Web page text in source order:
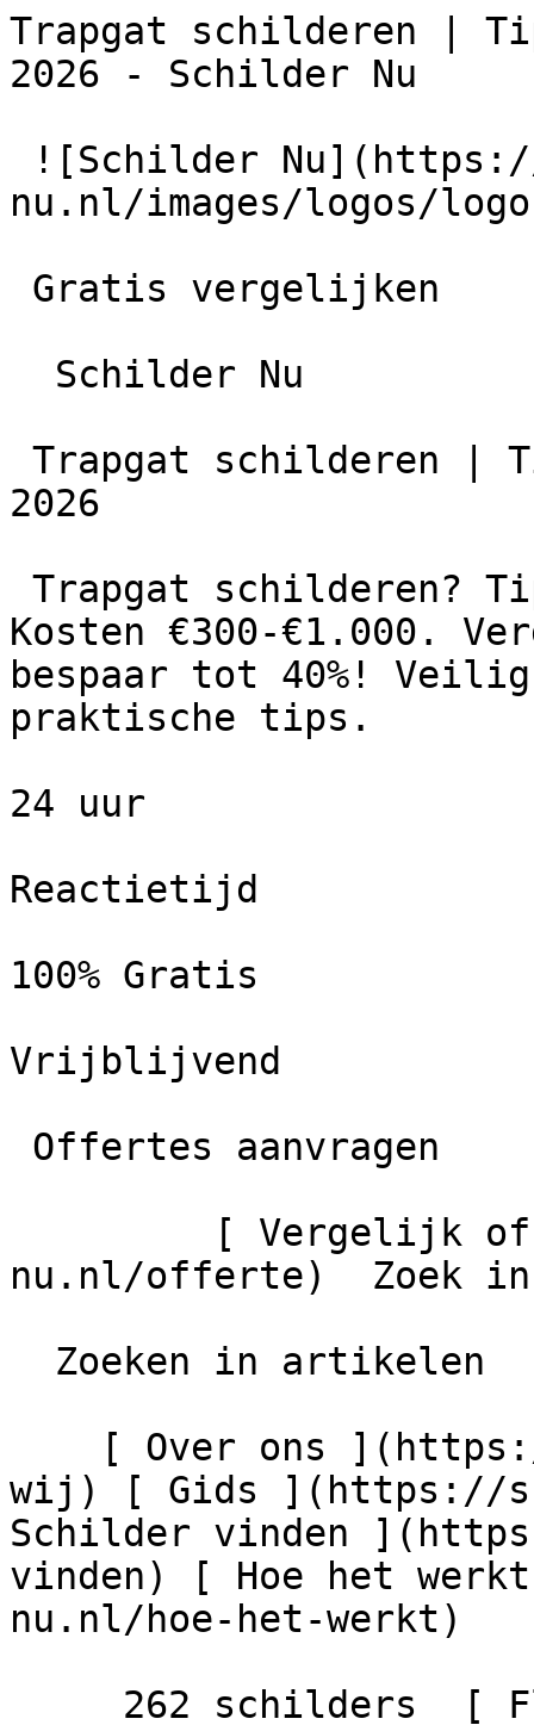
Trapgat schilderen |
2026 - Schilder Nu
nu.nl/images/logos/
2026
Kosten €300-€1.000.
bespaar tot 40%!
praktische tips.
24 uur
Reactietijd
100% Gratis
Vrijblijvend
nu.nl/offerte)  Zoek
wij) [ Gids ](https://
Schilder vinden
vinden) [ Hoe het
nu.nl/hoe-het-werkt)